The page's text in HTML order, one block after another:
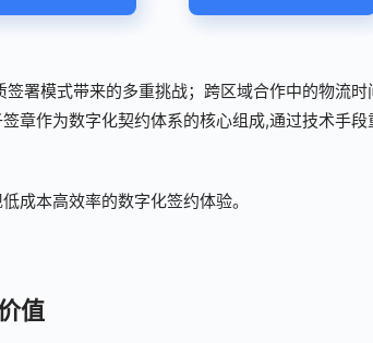
署模式带来的多重挑战；跨区域合作中的物流
章作为数字化契约体系的核心组成,通过技术手
成本高效率的数字化签约体验。
值